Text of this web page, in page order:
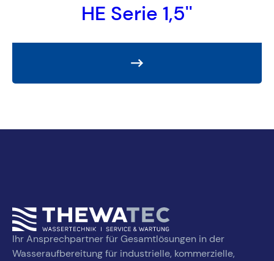
HE Serie 1,5''
Ihr Ansprechpartner für Gesamtlösungen in der
Wasseraufbereitung für industrielle, kommerzielle,